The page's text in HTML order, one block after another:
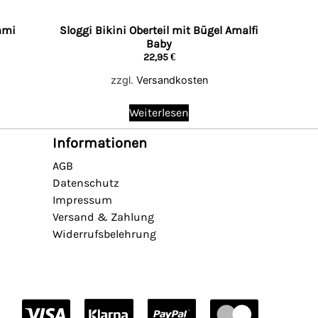
Sloggi Bikini Oberteil mit Bügel Amalfi
Baby
22,95€
zzgl. Versandkosten
Weiterlesen
Informationen
AGB
Datenschutz
Impressum
Versand & Zahlung
Widerrufsbelehrung